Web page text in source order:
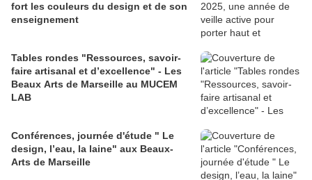
fort les couleurs du design et de son
enseignement
Tables rondes "Ressources, savoir-
faire artisanal et d’excellence" - Les
Beaux Arts de Marseille au MUCEM
LAB
Conférences, journée d'étude " Le
design, l’eau, la laine" aux Beaux-
Arts de Marseille